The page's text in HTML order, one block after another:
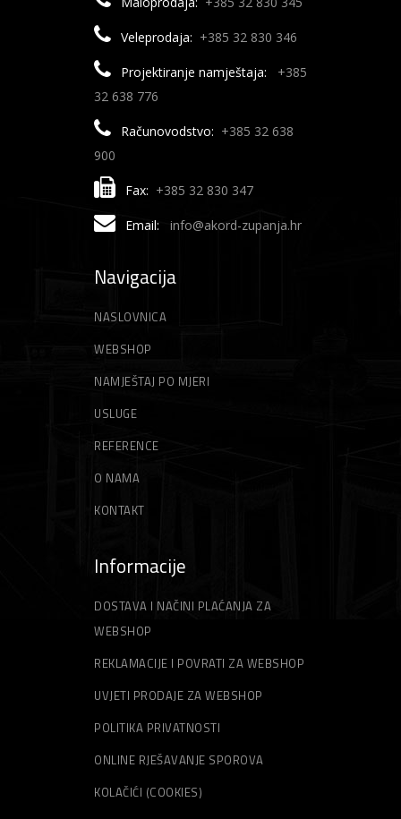
Veleprodaja: +385 32 830 346
Projektiranje namještaja:
+385
32 638 776
Računovodstvo: +385 32 638
900
Fax: +385 32 830 347
Email: info@akord-zupanja.hr
Navigacija
NASLOVNICA
WEBSHOP
NAMJEŠTAJ PO MJERI
USLUGE
REFERENCE
O NAMA
KONTAKT
Informacije
DOSTAVA I NAČINI PLAĆANJA ZA
WEBSHOP
REKLAMACIJE I POVRATI ZA WEBSHOP
UVJETI PRODAJE ZA WEBSHOP
POLITIKA PRIVATNOSTI
ONLINE RJEŠAVANJE SPOROVA
KOLAČIĆI (COOKIES)